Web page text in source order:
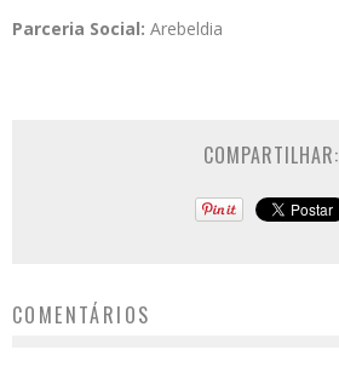
Parceria Social: Arebeldia
COMPARTILHAR:
COMENTÁRIOS